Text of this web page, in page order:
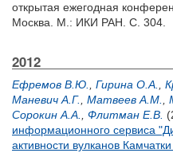
открытая ежегодная
Москва. М.: ИКИ РАН. С. 304.
2012
Ефремов В.Ю. Гирина О.А.
Маневич А.Г.
Матвеев А.М.
Сорокин А.А.
Флитман Е.В.
информационного сервиса
активности вулканов